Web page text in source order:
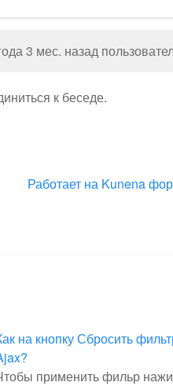
3 мес. назад
к беседе.
Работает на Kunena
на кнопку Сбросить
применить фильр